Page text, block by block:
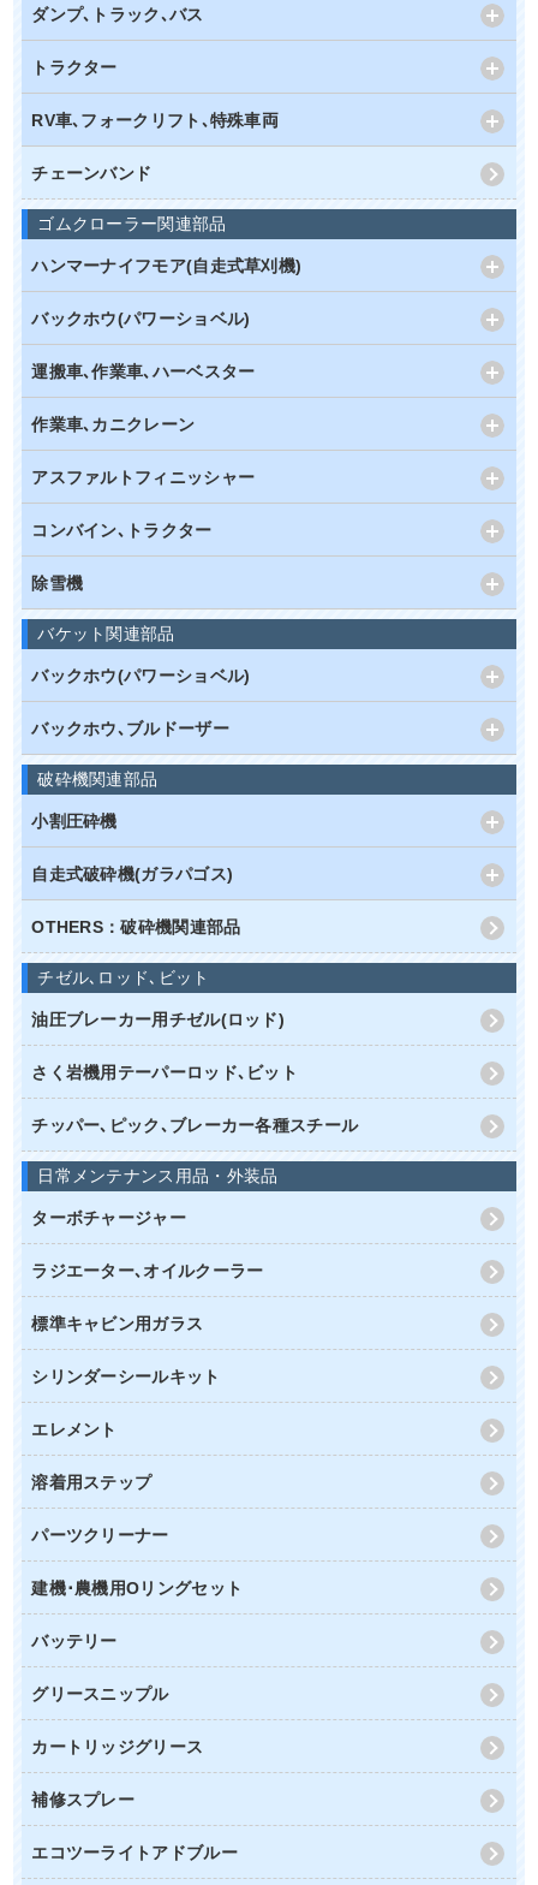
ダンプ､トラック､バス
トラクター
RV車､フォークリフト､特殊車両
チェーンバンド
ゴムクローラー関連部品
ハンマーナイフモア(自走式草刈機)
バックホウ(パワーショベル)
運搬車､作業車､ハーベスター
作業車､カニクレーン
アスファルトフィニッシャー
コンバイン､トラクター
除雪機
バケット関連部品
バックホウ(パワーショベル)
バックホウ､ブルドーザー
破砕機関連部品
小割圧砕機
自走式破砕機(ガラパゴス)
OTHERS：破砕機関連部品
チゼル､ロッド､ビット
油圧ブレーカー用チゼル(ロッド)
さく岩機用テーパーロッド､ビット
チッパー､ピック､ブレーカー各種スチール
日常メンテナンス用品・外装品
ターボチャージャー
ラジエーター､オイルクーラー
標準キャビン用ガラス
シリンダーシールキット
エレメント
溶着用ステップ
パーツクリーナー
建機･農機用Oリングセット
バッテリー
グリースニップル
カートリッジグリース
補修スプレー
エコツーライトアドブルー